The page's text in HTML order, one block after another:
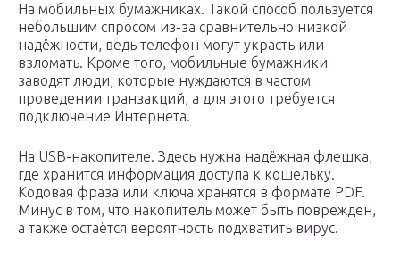
На мобильных бумажниках. Такой способ пользуется
небольшим спросом из-за сравнительно низкой
надёжности, ведь телефон могут украсть или
взломать. Кроме того, мобильные бумажники
заводят люди, которые нуждаются в частом
проведении транзакций, а для этого требуется
подключение Интернета.
На USB-накопителе. Здесь нужна надёжная флешка,
где хранится информация доступа к кошельку.
Кодовая фраза или ключа хранятся в формате PDF.
Минус в том, что накопитель может быть поврежден,
а также остаётся вероятность подхватить вирус.